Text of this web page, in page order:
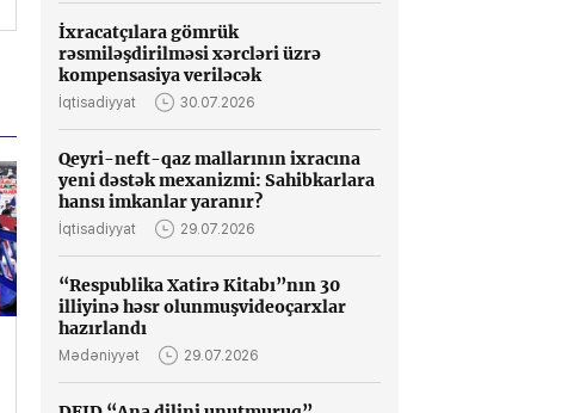
İxracatçılara gömrük
rəsmiləşdirilməsi xərcləri üzrə
kompensasiya veriləcək
İqtisadiyyat 30.07.2026
Qeyri-neft-qaz mallarının ixracına
yeni dəstək mexanizmi: Sahibkarlara
hansı imkanlar yaranır?
İqtisadiyyat 29.07.2026
“Respublika Xatirə Kitabı”nın 30
illiyinə həsr olunmuşvideoçarxlar
hazırlandı
Mədəniyyət 29.07.2026